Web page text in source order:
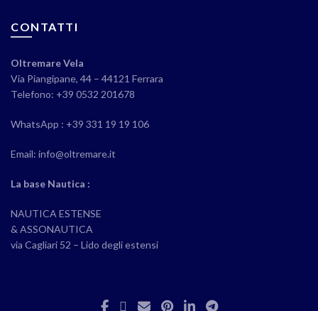
CONTATTI
Oltremare Vela
Via Piangipane, 44 – 44121 Ferrara
Telefono: +39 0532 201678
WhatsApp : +39 331 19 19 106
Email: info@oltremare.it
La base Nautica :
NAUTICA ESTENSE
& ASSONAUTICA
via Cagliari 52 – Lido degli estensi